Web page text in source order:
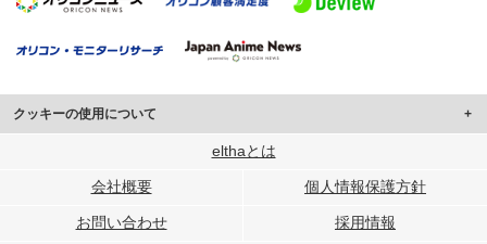
クッキーの使用について
このサイトでは Cookie を使用して、ユーザーに合わせたコンテンツや広告の
行っています。
メディアや広告配信、データ解析の各パートナーに提供しています。
elthaとは
会社概要 個人情報保護方針
お問い合わせ
採用情報